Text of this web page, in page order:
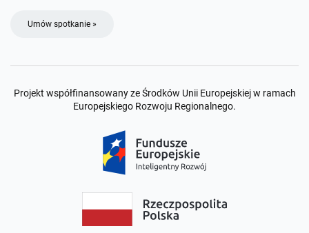
Umów spotkanie »
Projekt współfinansowany ze Środków Unii Europejskiej w ramach
Europejskiego Rozwoju Regionalnego.